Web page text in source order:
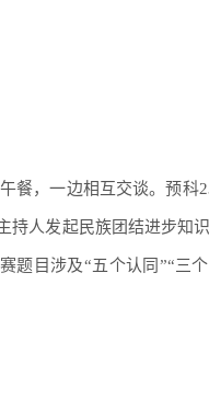
餐，一边相互交谈。预科
持人发起民族团结进步知
题目涉及“五个认同”“三